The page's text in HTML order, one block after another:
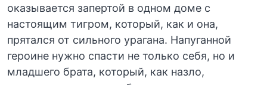
оказывается запертой в одном доме с
настоящим тигром, который, как и она,
прятался от сильного урагана. Напуганной
героине нужно спасти не только себя, но и
младшего брата, который, как назло,